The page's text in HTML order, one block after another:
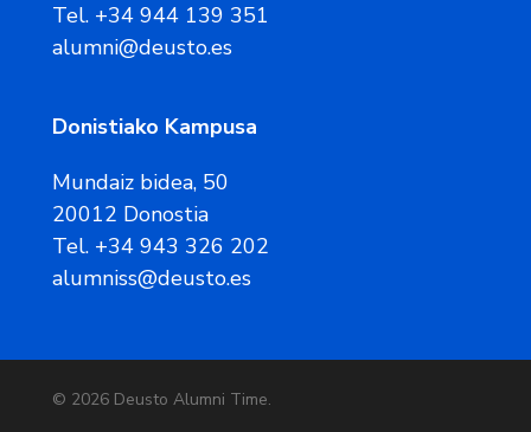
Tel. +34 944 139 351
alumni@deusto.es
Donistiako Kampusa
Mundaiz bidea, 50
20012 Donostia
Tel. +34 943 326 202
alumniss@deusto.es
© 2026 Deusto Alumni Time.